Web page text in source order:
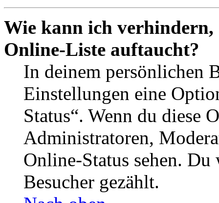
Wie kann ich verhindern,
Online-Liste auftaucht?
In deinem persönlichen
Einstellungen eine
Status“. Wenn du diese
Administratoren,
Online-Status sehen.
Besucher gezählt.